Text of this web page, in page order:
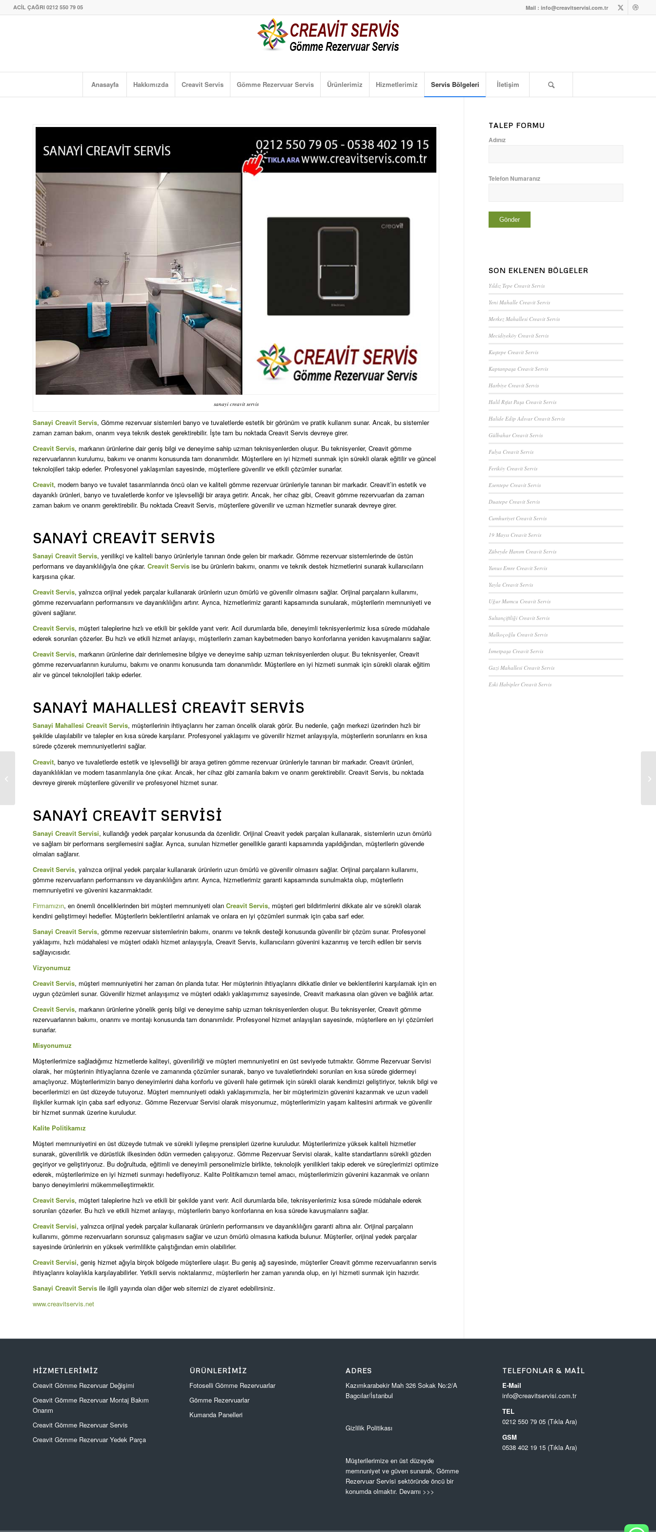
Mail : info@creavitservisi.com.tr
ACİL ÇAĞRI 0212 550 79 05
Anasayfa Hakkımızda Creavit Servis Gömme Rezervuar Servis Ürünlerimiz Hizmetlerimiz Servis Bölgeleri İletişim
sanayi creavit servis
Sanayi Creavit Servis, Gömme rezervuar sistemleri banyo ve tuvaletlerde estetik bir görünüm ve pratik kullanım sunar. Ancak, bu sistemler
zaman zaman bakım, onarım veya teknik destek gerektirebilir. İşte tam bu noktada Creavit Servis devreye girer.
Creavit Servis, markanın ürünlerine dair geniş bilgi ve deneyime sahip uzman teknisyenlerden oluşur. Bu teknisyenler, Creavit gömme
rezervuarlarının kurulumu, bakımı ve onarımı konusunda tam donanımlıdır. Müşterilere en iyi hizmeti sunmak için sürekli olarak eğitilir ve güncel
teknolojileri takip ederler. Profesyonel yaklaşımları sayesinde, müşterilere güvenilir ve etkili çözümler sunarlar.
Creavit, modern banyo ve tuvalet tasarımlarında öncü olan ve kaliteli gömme rezervuar ürünleriyle tanınan bir markadır. Creavit’in estetik ve
dayanıklı ürünleri, banyo ve tuvaletlerde konfor ve işlevselliği bir araya getirir. Ancak, her cihaz gibi, Creavit gömme rezervuarları da zaman
zaman bakım ve onarım gerektirebilir. Bu noktada Creavit Servis, müşterilere güvenilir ve uzman hizmetler sunarak devreye girer.
SANAYI CREAVIT SERVIS
Sanayi Creavit Servis, yenilikçi ve kaliteli banyo ürünleriyle tanınan önde gelen bir markadır. Gömme rezervuar sistemlerinde de üstün
performans ve dayanıklılığıyla öne çıkar. Creavit Servis ise bu ürünlerin bakımı, onarımı ve teknik destek hizmetlerini sunarak kullanıcıların
karşısına çıkar.
Creavit Servis, yalnızca orijinal yedek parçalar kullanarak ürünlerin uzun ömürlü ve güvenilir olmasını sağlar. Orijinal parçaların kullanımı,
gömme rezervuarların performansını ve dayanıklılığını artırır. Ayrıca, hizmetlerimiz garanti kapsamında sunularak, müşterilerin memnuniyeti ve
güveni sağlanır.
Creavit Servis, müşteri taleplerine hızlı ve etkili bir şekilde yanıt verir. Acil durumlarda bile, deneyimli teknisyenlerimiz kısa sürede müdahale
ederek sorunları çözerler. Bu hızlı ve etkili hizmet anlayışı, müşterilerin zaman kaybetmeden banyo konforlarına yeniden kavuşmalarını sağlar.
Creavit Servis, markanın ürünlerine dair derinlemesine bilgiye ve deneyime sahip uzman teknisyenlerden oluşur. Bu teknisyenler, Creavit
gömme rezervuarlarının kurulumu, bakımı ve onarımı konusunda tam donanımlıdır. Müşterilere en iyi hizmeti sunmak için sürekli olarak eğitim
alır ve güncel teknolojileri takip ederler.
SANAYI MAHALLESI CREAVIT SERVIS
Sanayi Mahallesi Creavit Servis, müşterilerinin ihtiyaçlarını her zaman öncelik olarak görür. Bu nedenle, çağrı merkezi üzerinden hızlı bir
şekilde ulaşılabilir ve talepler en kısa sürede karşılanır. Profesyonel yaklaşımı ve güvenilir hizmet anlayışıyla, müşterilerin sorunlarını en kısa
sürede çözerek memnuniyetlerini sağlar.
Creavit, banyo ve tuvaletlerde estetik ve işlevselliği bir araya getiren gömme rezervuar ürünleriyle tanınan bir markadır. Creavit ürünleri,
dayanıklılıkları ve modern tasarımlarıyla öne çıkar. Ancak, her cihaz gibi zamanla bakım ve onarım gerektirebilir. Creavit Servis, bu noktada
devreye girerek müşterilere güvenilir ve profesyonel hizmet sunar.
SANAYI CREAVIT SERVISI
Sanayi Creavit Servisi, kullandığı yedek parçalar konusunda da özenlidir. Orijinal Creavit yedek parçaları kullanarak, sistemlerin uzun ömürlü
ve sağlam bir performans sergilemesini sağlar. Ayrıca, sunulan hizmetler genellikle garanti kapsamında yapıldığından, müşterilerin güvende
olmaları sağlanır.
Creavit Servis, yalnızca orijinal yedek parçalar kullanarak ürünlerin uzun ömürlü ve güvenilir olmasını sağlar. Orijinal parçaların kullanımı,
gömme rezervuarların performansını ve dayanıklılığını artırır. Ayrıca, hizmetlerimiz garanti kapsamında sunulmakta olup, müşterilerin
memnuniyetini ve güvenini kazanmaktadır.
Firmamızın, en önemli önceliklerinden biri müşteri memnuniyeti olan Creavit Servis, müşteri geri bildirimlerini dikkate alır ve sürekli olarak
kendini geliştirmeyi hedefler. Müşterilerin beklentilerini anlamak ve onlara en iyi çözümleri sunmak için çaba sarf eder.
Sanayi Creavit Servis, gömme rezervuar sistemlerinin bakımı, onarımı ve teknik desteği konusunda güvenilir bir çözüm sunar. Profesyonel
yaklaşımı, hızlı müdahalesi ve müşteri odaklı hizmet anlayışıyla, Creavit Servis, kullanıcıların güvenini kazanmış ve tercih edilen bir servis
sağlayıcısıdır.
Vizyonumuz
Creavit Servis, müşteri memnuniyetini her zaman ön planda tutar. Her müşterinin ihtiyaçlarını dikkatle dinler ve beklentilerini karşılamak için en
uygun çözümleri sunar. Güvenilir hizmet anlayışımız ve müşteri odaklı yaklaşımımız sayesinde, Creavit markasına olan güven ve bağlılık artar.
Creavit Servis, markanın ürünlerine yönelik geniş bilgi ve deneyime sahip uzman teknisyenlerden oluşur. Bu teknisyenler, Creavit gömme
rezervuarlarının bakımı, onarımı ve montajı konusunda tam donanımlıdır. Profesyonel hizmet anlayışları sayesinde, müşterilere en iyi çözümleri
sunarlar.
Misyonumuz
Müşterilerimize sağladığımız hizmetlerde kaliteyi, güvenilirliği ve müşteri memnuniyetini en üst seviyede tutmaktır. Gömme Rezervuar Servisi
olarak, her müşterinin ihtiyaçlarına özenle ve zamanında çözümler sunarak, banyo ve tuvaletlerindeki sorunları en kısa sürede gidermeyi
amaçlıyoruz. Müşterilerimizin banyo deneyimlerini daha konforlu ve güvenli hale getirmek için sürekli olarak kendimizi geliştiriyor, teknik bilgi ve
becerilerimizi en üst düzeyde tutuyoruz. Müşteri memnuniyeti odaklı yaklaşımımızla, her bir müşterimizin güvenini kazanmak ve uzun vadeli
ilişkiler kurmak için çaba sarf ediyoruz. Gömme Rezervuar Servisi olarak misyonumuz, müşterilerimizin yaşam kalitesini artırmak ve güvenilir
bir hizmet sunmak üzerine kuruludur.
Kalite Politikamız
Müşteri memnuniyetini en üst düzeyde tutmak ve sürekli iyileşme prensipleri üzerine kuruludur. Müşterilerimize yüksek kaliteli hizmetler
sunarak, güvenilirlik ve dürüstlük ilkesinden ödün vermeden çalışıyoruz. Gömme Rezervuar Servisi olarak, kalite standartlarını sürekli gözden
geçiriyor ve geliştiriyoruz. Bu doğrultuda, eğitimli ve deneyimli personelimizle birlikte, teknolojik yenilikleri takip ederek ve süreçlerimizi optimize
ederek, müşterilerimize en iyi hizmeti sunmayı hedefliyoruz. Kalite Politikamızın temel amacı, müşterilerimizin güvenini kazanmak ve onların
banyo deneyimlerini mükemmelleştirmektir.
Creavit Servis, müşteri taleplerine hızlı ve etkili bir şekilde yanıt verir. Acil durumlarda bile, teknisyenlerimiz kısa sürede müdahale ederek
sorunları çözerler. Bu hızlı ve etkili hizmet anlayışı, müşterilerin banyo konforlarına en kısa sürede kavuşmalarını sağlar.
Creavit Servisi, yalnızca orijinal yedek parçalar kullanarak ürünlerin performansını ve dayanıklılığını garanti altına alır. Orijinal parçaların
kullanımı, gömme rezervuarların sorunsuz çalışmasını sağlar ve uzun ömürlü olmasına katkıda bulunur. Müşteriler, orijinal yedek parçalar
sayesinde ürünlerinin en yüksek verimlilikte çalıştığından emin olabilirler.
Creavit Servisi, geniş hizmet ağıyla birçok bölgede müşterilere ulaşır. Bu geniş ağ sayesinde, müşteriler Creavit gömme rezervuarlarının servis
ihtiyaçlarını kolaylıkla karşılayabilirler. Yetkili servis noktalarımız, müşterilerin her zaman yanında olup, en iyi hizmeti sunmak için hazırdır.
Sanayi Creavit Servis ile ilgili yayında olan diğer web sitemizi de ziyaret edebilirsiniz.
www.creavitservis.net
TALEP FORMU
Adınız
Telefon Numaranız
SON EKLENEN BÖLGELER
Yıldız Tepe Creavit Servis
Yeni Mahalle Creavit Servis
Merkez Mahallesi Creavit Servis
Mecidiyeköy Creavit Servis
Kuştepe Creavit Servis
Kaptanpaşa Creavit Servis
Harbiye Creavit Servis
Halil Rıfat Paşa Creavit Servis
Halide Edip Adıvar Creavit Servis
Gülbahar Creavit Servis
Fulya Creavit Servis
Feriköy Creavit Servis
Esentepe Creavit Servis
Duatepe Creavit Servis
Cumhuriyet Creavit Servis
19 Mayıs Creavit Servis
Zübeyde Hanım Creavit Servis
Yunus Emre Creavit Servis
Yayla Creavit Servis
Uğur Mumcu Creavit Servis
Sultançiftliği Creavit Servis
Malkoçoğlu Creavit Servis
İsmetpaşa Creavit Servis
Gazi Mahallesi Creavit Servis
Eski Habipler Creavit Servis
HIZMETLERIMIZ
Creavit Gömme Rezervuar Değişimi
Creavit Gömme Rezervuar Montaj Bakım
Onarım
Creavit Gömme Rezervuar Servis
Creavit Gömme Rezervuar Yedek Parça
ÜRÜNLERIMIZ
Fotoselli Gömme Rezervuarlar
Gömme Rezervuarlar
Kumanda Panelleri
ADRES
Kazımkarabekir Mah 326 Sokak No:2/A
Bagcılar/İstanbul
Gizlilik Politikası
Müşterilerimize en üst düzeyde
memnuniyet ve güven sunarak, Gömme
Rezervuar Servisi sektöründe öncü bir
konumda olmaktır. Devamı >>>
TELEFONLAR & MAIL
E-Mail
info@creavitservisi.com.tr
TEL
0212 550 79 05 (Tıkla Ara)
GSM
0538 402 19 15 (Tıkla Ara)
Mehmet Nesih Özen
Creavit Servis